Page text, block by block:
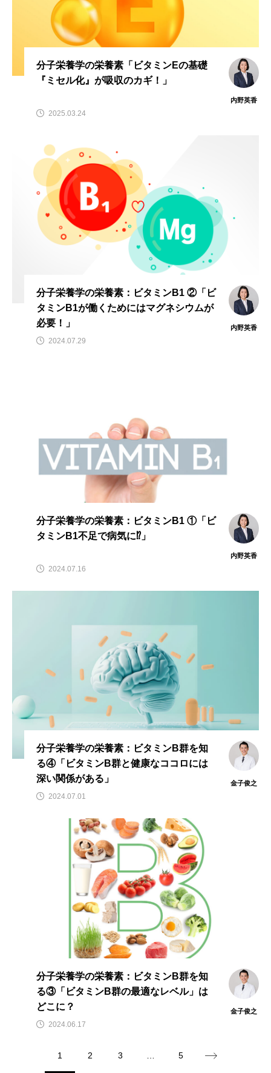
ビタミンK プレバイオティクス
プロバイオティクス マグネシウム
マンガン モリブデン ヨウ素 亜鉛
微量ミネラル
脂溶性ビタミン
貧血 貧血 鉄 貧血鉄
銅 食物繊維
分子栄養学の栄養素「ビタミンEの基礎
『ミセル化』が吸収のカギ！」
内野英香
2025.03.24
分子栄養学の栄養素：ビタミンB1 ②「ビ
タミンB1が働くためにはマグネシウムが
必要！」
内野英香
2024.07.29
分子栄養学の栄養素：ビタミンB1 ①「ビ
タミンB1不足で病気に⁉」
内野英香
2024.07.16
分子栄養学の栄養素：ビタミンB群を知
る④「ビタミンB群と健康なココロには
深い関係がある」
金子俊之
2024.07.01
分子栄養学の栄養素：ビタミンB群を知
る③「ビタミンB群の最適なレベル」は
どこに？
金子俊之
2024.06.17
1 2 3 5